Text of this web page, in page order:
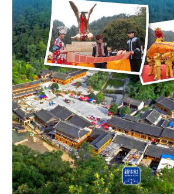
浙江 安徽 福建
山东 河南 湖北
广东 广西 海南
四川 贵州 云南
陕西 甘肃 青海
新疆 内蒙古 黑龙江
多语种频道